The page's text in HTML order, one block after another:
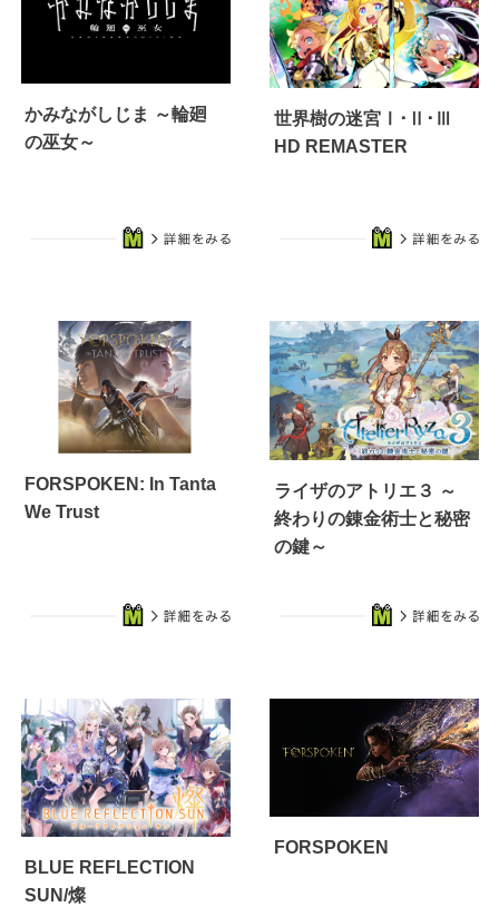
かみながしじま ～輪廻
の巫女～
世界樹の迷宮Ⅰ･Ⅱ･Ⅲ
HD REMASTER
FORSPOKEN: In Tanta
We Trust
ライザのアトリエ３ ～
終わりの錬金術士と秘密
の鍵～
BLUE REFLECTION
SUN/燦
FORSPOKEN